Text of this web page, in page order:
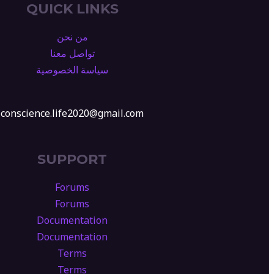
QUICK LINKS
من نحن
تواصل معنا
سياسة الخصوصية
conscience.life2020@gmail.com
SUPPORT
Forums
Forums
Documentation
Documentation
Terms
Terms